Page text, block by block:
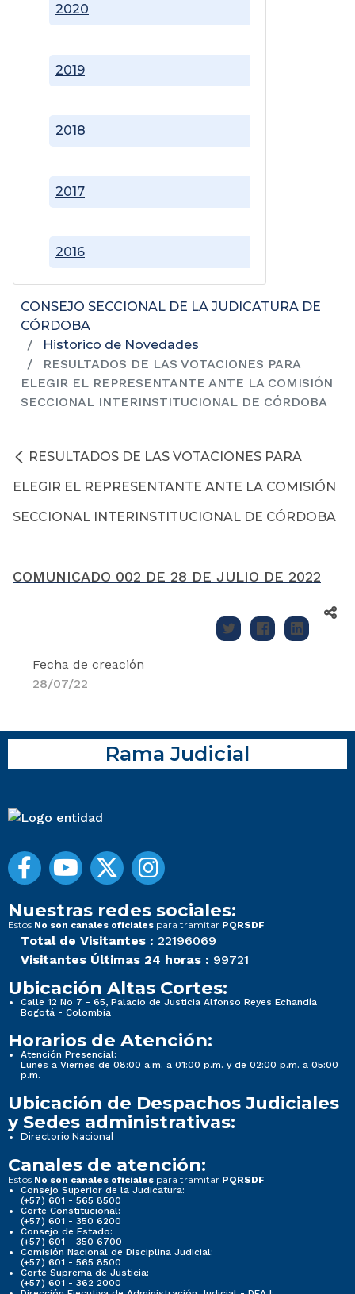
2016
2017
2018
2019
2020
CONSEJO SECCIONAL DE LA JUDICATURA DE
CÓRDOBA
Historico de Novedades
RESULTADOS DE LAS VOTACIONES PARA
ELEGIR EL REPRESENTANTE ANTE LA COMISIÓN
SECCIONAL INTERINSTITUCIONAL DE CÓRDOBA
RESULTADOS DE LAS VOTACIONES PARA
ELEGIR EL REPRESENTANTE ANTE LA COMISIÓN
SECCIONAL INTERINSTITUCIONAL DE CÓRDOBA
COMUNICADO 002 DE 28 DE JULIO DE 2022
Fecha de creación
28/07/22
Rama Judicial
Nuestras redes sociales:
Estos No son canales oficiales para tramitar PQRSDF
Total de Visitantes : 22196069
Visitantes Últimas 24 horas : 99721
Ubicación Altas Cortes:
Calle 12 No 7 - 65, Palacio de Justicia Alfonso Reyes Echandía
Bogotá - Colombia
Horarios de Atención:
Atención Presencial:
Lunes a Viernes de 08:00 a.m. a 01:00 p.m. y de 02:00 p.m. a 05:00
p.m.
Ubicación de Despachos Judiciales
y Sedes administrativas:
Directorio Nacional
Canales de atención:
Estos No son canales oficiales para tramitar PQRSDF
Consejo Superior de la Judicatura:
(+57) 601 - 565 8500
Corte Constitucional:
(+57) 601 - 350 6200
Consejo de Estado:
(+57) 601 - 350 6700
Comisión Nacional de Disciplina Judicial:
(+57) 601 - 565 8500
Corte Suprema de Justicia:
(+57) 601 - 362 2000